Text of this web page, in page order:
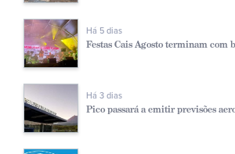
Há 5 dias
Festas Cais Agosto terminam com
Há 3 dias
Pico passará a emitir previsões